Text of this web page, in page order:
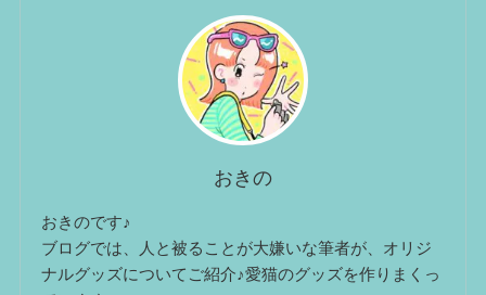
おきの
おきのです♪
ブログでは、人と被ることが大嫌いな筆者が、オリジ
ナルグッズについてご紹介♪愛猫のグッズを作りまくっ